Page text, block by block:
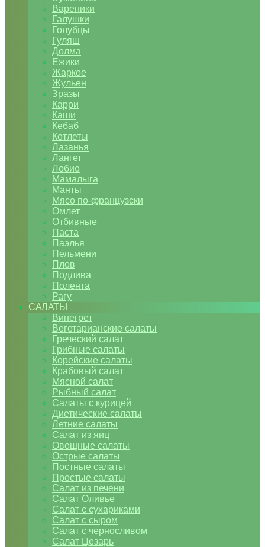
Вареники
Галушки
Голубцы
Гуляш
Долма
Ежики
Жаркое
Жульен
Зразы
Карри
Каши
Кебаб
Котлеты
Лазанья
Лангет
Лобио
Мамалыга
Манты
Мясо по-французски
Омлет
Отбивные
Паста
Паэлья
Пельмени
Плов
Подлива
Полента
Рагу
САЛАТЫ
Винегрет
Вегетарианские салаты
Греческий салат
Грибные салаты
Корейские салаты
Крабовый салат
Мясной салат
Рыбный салат
Салаты с курицей
Диетические салаты
Летние салаты
Салат из яиц
Овощные салаты
Острые салаты
Постные салаты
Простые салаты
Салат из печени
Салат Оливье
Салат с сухариками
Салат с сыром
Салат с черносливом
Салат Цезарь